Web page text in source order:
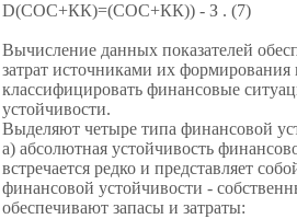
D(СОС+КК)=(СОС+КК)) - З . (7)
Вычисление данных показателей
затрат источниками их формирования
классифицировать финансовые
устойчивости.
Выделяют четыре типа финансовой
а) абсолютная устойчивость
встречается редко и представляет
финансовой устойчивости -
обеспечивают запасы и затраты: